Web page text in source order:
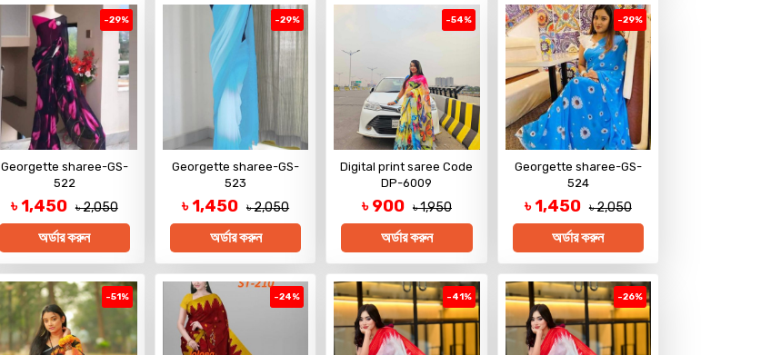
-29%
Georgette sharee-GS-
522
৳ 1,450 ৳ 2,050
অর্ডার করুন
-29%
Georgette sharee-GS-
523
৳ 1,450 ৳ 2,050
অর্ডার করুন
-54%
Digital print saree Code
DP-6009
৳ 900 ৳ 1,950
অর্ডার করুন
-29%
Georgette sharee-GS-
524
৳ 1,450 ৳ 2,050
অর্ডার করুন
-51% -24% -41% -26%